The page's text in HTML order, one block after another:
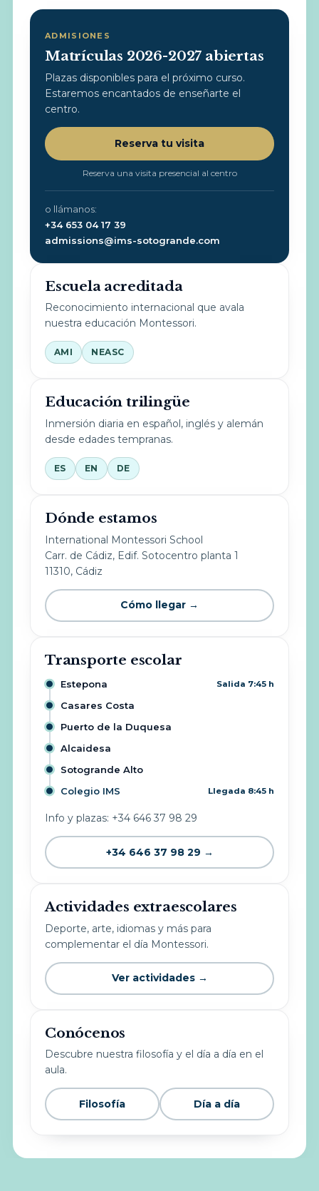
ADMISIONES
Matrículas 2026-2027 abiertas
Plazas disponibles para el próximo curso.
Estaremos encantados de enseñarte el
centro.
Reserva tu visita
Reserva una visita presencial al centro
o llámanos:
+34 653 04 17 39
admissions@ims-sotogrande.com
Escuela acreditada
Reconocimiento internacional que avala
nuestra educación Montessori.
AMI NEASC
Educación trilingüe
Inmersión diaria en español, inglés y alemán
desde edades tempranas.
ES EN DE
Dónde estamos
International Montessori School
Carr. de Cádiz, Edif. Sotocentro planta 1
11310, Cádiz
Cómo llegar →
Transporte escolar
Estepona Salida 7:45 h
Casares Costa
Puerto de la Duquesa
Alcaidesa
Sotogrande Alto
Colegio IMS
Llegada 8:45 h
Info y plazas: +34 646 37 98 29
+34 646 37 98 29 →
Actividades extraescolares
Deporte, arte, idiomas y más para
complementar el día Montessori.
Ver actividades →
Conócenos
Descubre nuestra filosofía y el día a día en el
aula.
Filosofía Día a día